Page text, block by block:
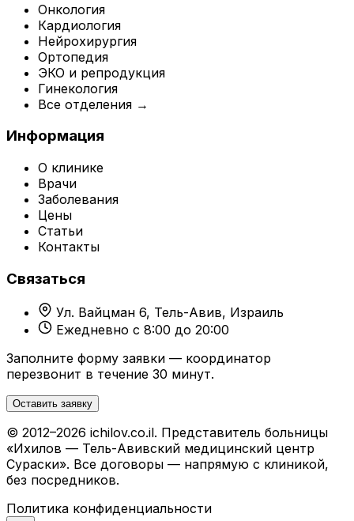
Онкология
Кардиология
Нейрохирургия
Ортопедия
ЭКО и репродукция
Гинекология
Все отделения →
Информация
О клинике
Врачи
Заболевания
Цены
Статьи
Контакты
Связаться
Ул. Вайцман 6, Тель-Авив, Израиль
Ежедневно с 8:00 до 20:00
Заполните форму заявки — координатор
перезвонит в течение 30 минут.
Оставить заявку
© 2012–2026 ichilov.co.il. Представитель больницы
«Ихилов — Тель-Авивский медицинский центр
Сураски». Все договоры — напрямую с клиникой,
без посредников.
Политика конфиденциальности